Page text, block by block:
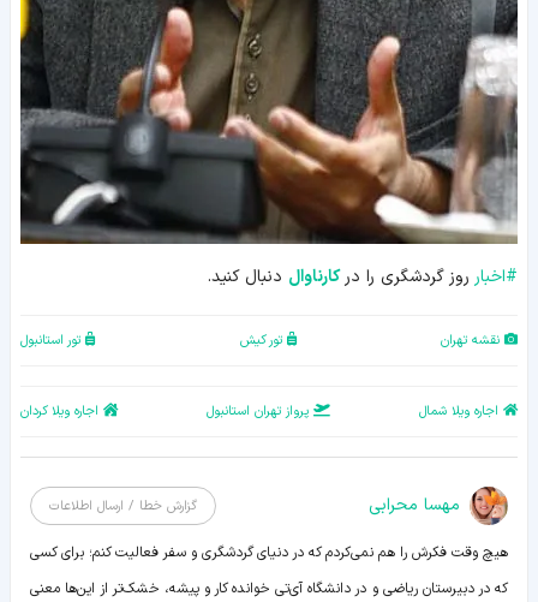
#اخبار روز گردشگری را درکارناوال دنبال کنید.
نقشه تهران تور کیش تور استانبول
اجاره ویلا شمال پرواز تهران استانبول اجاره ویلا کردان
مهسا محرابی گزارش خطا / ارسال اطلاعات
هیچ وقت فکرش را هم نمی‌کردم که در دنیای گردشگری و سفر فعالیت کنم؛ برای کسی
که در دبیرستان ریاضی و در دانشگاه آی‌تی خوانده کار و پیشه، خشک‌تر از این‌ها معنی